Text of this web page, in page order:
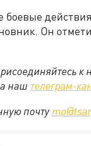
Он
к
наш телеграм-
почту